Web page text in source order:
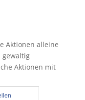
Aktionen alleine
gewaltig
Aktionen mit